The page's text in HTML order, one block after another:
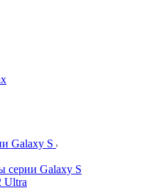
Galaxy S
серии Galaxy S
Ultra